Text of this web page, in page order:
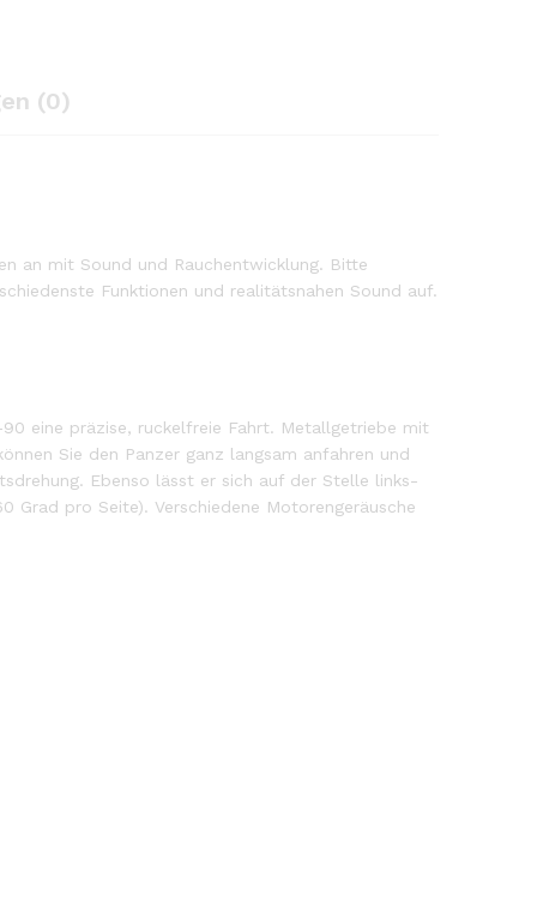
(0)
an mit Sound und Rauchentwicklung. Bitte
Funktionen und realitätsnahen Sound auf.
eine präzise, ruckelfreie Fahrt. Metallgetriebe mit
Sie den Panzer ganz langsam anfahren und
Ebenso lässt er sich auf der Stelle links-
Grad pro Seite). Verschiedene Motorengeräusche